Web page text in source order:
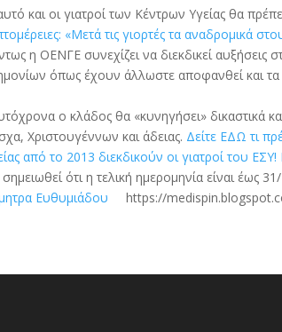
και οι γιατροί των Κέντρων Υγείας θα
«Μετά τις γιορτές τα αναδρομικά
η ΟΕΝΓΕ συνεχίζει να διεκδικεί
όπως έχουν άλλωστε αποφανθεί και τα
ο κλάδος θα «κυνηγήσει» δικαστικά
Χριστουγέννων και άδειας. Δείτε ΕΔΩ τι
από το 2013 διεκδικούν οι γιατροί του ΕΣΥ!
ότι η τελική ημερομηνία είναι έως
Ευθυμιάδου https://